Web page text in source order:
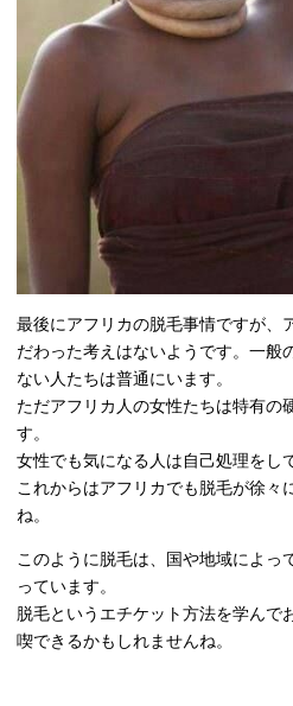
最後にアフリカの脱毛事情ですが、
だわった考えはないようです。一般
ない人たちは普通にいます。
ただアフリカ人の女性たちは特有の
す。
女性でも気になる人は自己処理をし
これからはアフリカでも脱毛が徐々
ね。
このように脱毛は、国や地域によっ
っています。
脱毛というエチケット方法を学んで
喫できるかもしれませんね。